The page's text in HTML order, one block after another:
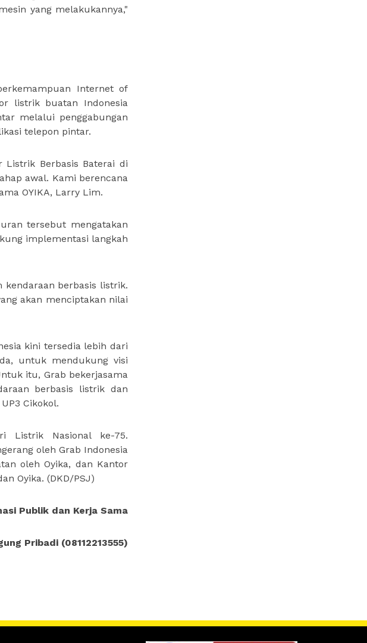
yang melakukannya,"
Internet of
listrik buatan Indonesia
melalui penggabungan
telepon pintar.
Listrik Berbasis Baterai di
awal. Kami berencana
OYIKA, Larry Lim.
tersebut mengatakan
implementasi langkah
kendaraan berbasis listrik.
akan menciptakan nilai
kini tersedia lebih dari
untuk mendukung visi
itu, Grab bekerjasama
berbasis listrik dan
Cikokol.
Listrik Nasional ke-75.
oleh Grab Indonesia
oleh Oyika, dan Kantor
Oyika. (DKD/PSJ)
Publik dan Kerja Sama
Pribadi (08112213555)